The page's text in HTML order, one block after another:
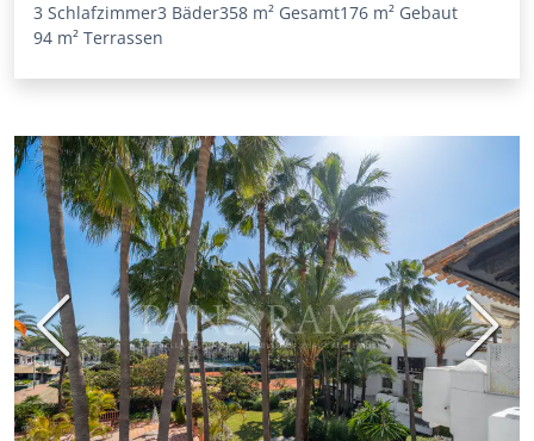
3 Schlafzimmer3 Bäder358 m² Gesamt176 m² Gebaut
94 m² Terrassen
Vorherige